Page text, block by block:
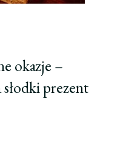
okazje –
prezent